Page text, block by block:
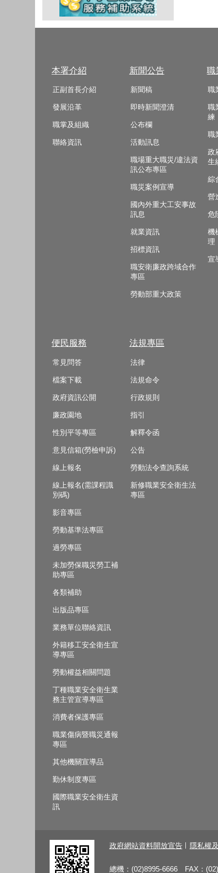
本署介紹
正副首長介紹
發展沿革
職掌及組織
聯絡資訊
新聞公告
新聞稿
即時新聞澄清
公布欄
活動訊息
職場重大職災/違法資
訊公布專區
職災案例宣導
國內外重大工安事故
訊息
就業資訊
招標資訊
職安衛廉政跨域合作
專區
勞動部重大政策
職
職
職
練
職
政
生
綜
營
危
機
理
宣
便民服務
常見問答
檔案下載
政府資訊公開
廉政園地
性別平等專區
意見信箱(勞檢申訴)
線上報名
線上報名(需課程識
別碼)
影音專區
勞動基準法專區
過勞專區
未加勞保職災勞工補
助專區
各類補助
出版品專區
業務單位聯絡資訊
外籍移工安全衛生宣
導專區
勞動權益相關問題
丁種職業安全衛生業
務主管宣導專區
消費者保護專區
職業傷病暨職災通報
專區
其他機關宣導品
勤休制度專區
國際職業安全衛生資
訊
法規專區
法律
法規命令
行政規則
指引
解釋令函
公告
勞動法令查詢系統
新修職業安全衛生法
專區
政府網站資料開放宣告 隱私權
總機：(02)8995-6666 FAX：